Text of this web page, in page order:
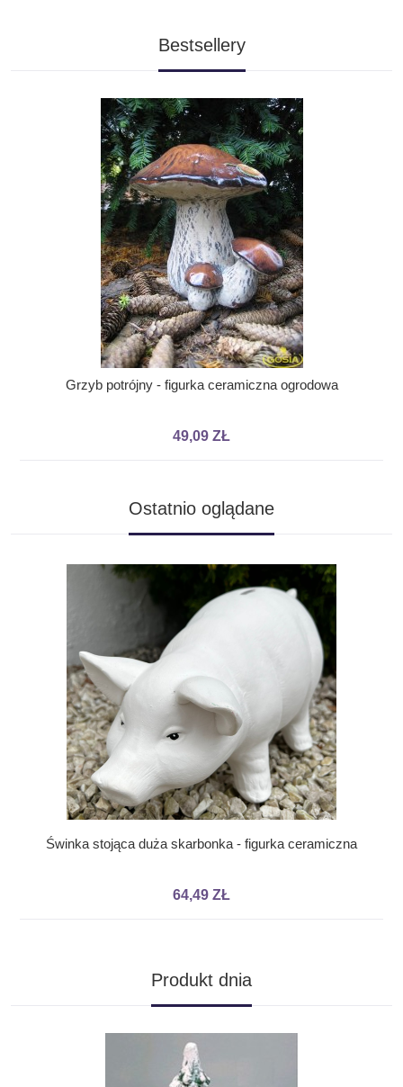
Bestsellery
Grzyb potrójny - figurka ceramiczna ogrodowa
49,09 ZŁ
Ostatnio oglądane
Świnka stojąca duża skarbonka - figurka ceramiczna
64,49 ZŁ
Produkt dnia